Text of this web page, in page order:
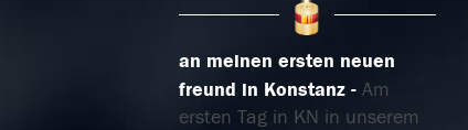
an meinen ersten neuen
freund in Konstanz
Am
ersten Tag in KN in unserem